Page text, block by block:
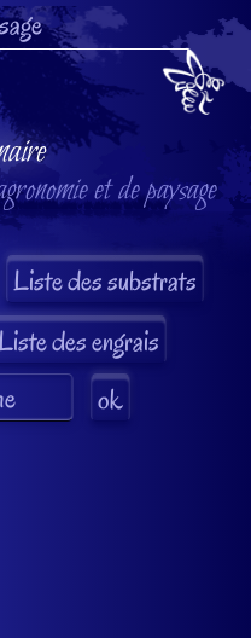
et de paysage
Liste des substrats
des engrais